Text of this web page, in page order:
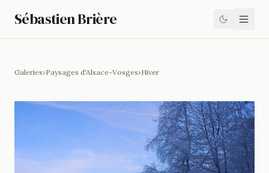
Sébastien Brière
Galeries›Paysages d'Alsace-Vosges›Hiver